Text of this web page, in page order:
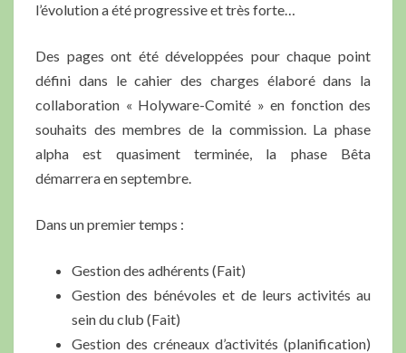
l’évolution a été progressive et très forte…
Des pages ont été développées pour chaque point
défini dans le cahier des charges élaboré dans la
collaboration « Holyware-Comité » en fonction des
souhaits des membres de la commission. La phase
alpha est quasiment terminée, la phase Bêta
démarrera en septembre.
Dans un premier temps :
Gestion des adhérents (Fait)
Gestion des bénévoles et de leurs activités au
sein du club (Fait)
Gestion des créneaux d’activités (planification)